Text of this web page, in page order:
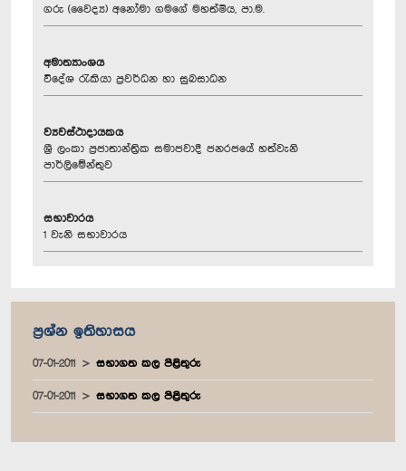
ගරු (වෛද්‍ය) අනෝමා ගමගේ මහත්මිය, පා.ම.
අමාත්‍යාංශය
විදේශ රැකියා ප්‍රවර්ධන හා සුබසාධන
ව්‍යවස්ථාදායකය
ශ්‍රී ලංකා ප්‍රජාතාන්ත්‍රික සමාජවාදී ජනරජයේ හත්වැනි
පාර්ලිමේන්තුව
සභාවාරය
1 වැනි සභාවාරය
ප්‍රශ්න ඉතිහාසය
07-01-2011 සභාගත කල පිළිතුරු
07-01-2011 සභාගත කල පිළිතුරු